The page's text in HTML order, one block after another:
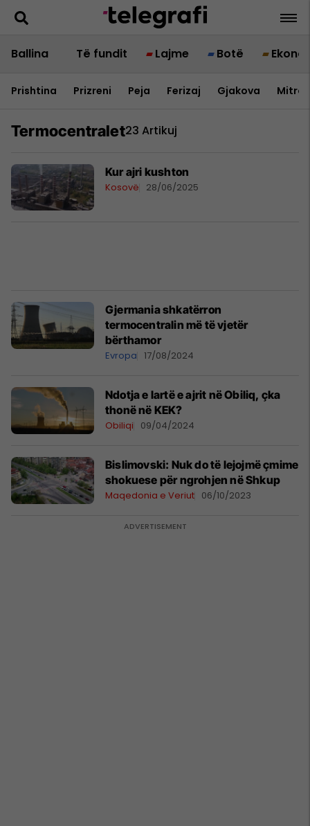
Ballina Të fundit Lajme Botë
Prishtina Prizreni Peja Ferizaj Gjakova
Termocentralet23 Artikuj
Kur ajri kushton
Kosovë 28/06/2025
Gjermania shkatërron
termocentralin më të vjetër
bërthamor
Evropa 17/08/2024
Ndotja e lartë e ajrit në Obiliq, çka
thonë në KEK?
Obiliqi 09/04/2024
Bislimovski: Nuk do të lejojmë çmime
shokuese për ngrohjen në Shkup
Maqedonia e Veriut 06/10/2023